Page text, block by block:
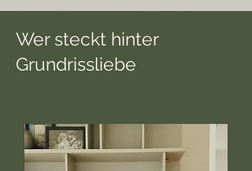
Wer steckt hinter
Grundrissliebe